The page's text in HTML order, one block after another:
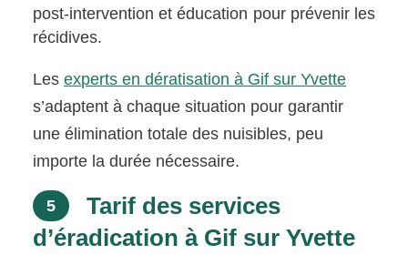
post-intervention et éducation pour prévenir les
récidives.
Lesexperts en dératisation à Gif sur Yvette
s’adaptent à chaque situation pour garantir
une élimination totale des nuisibles, peu
importe la durée nécessaire.
5
Tarif des services
d’éradication à Gif sur Yvette